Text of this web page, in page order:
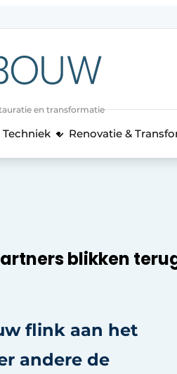
en transformatie
Renovatie &
blikken
flink aan het
andere de